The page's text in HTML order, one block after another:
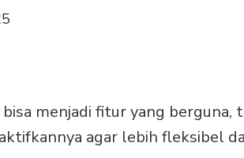
menjadi fitur yang berguna,
agar lebih fleksibel